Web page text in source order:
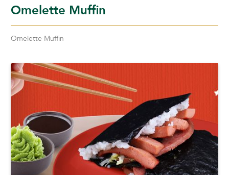
Omelette Muffin
Omelette Muffin